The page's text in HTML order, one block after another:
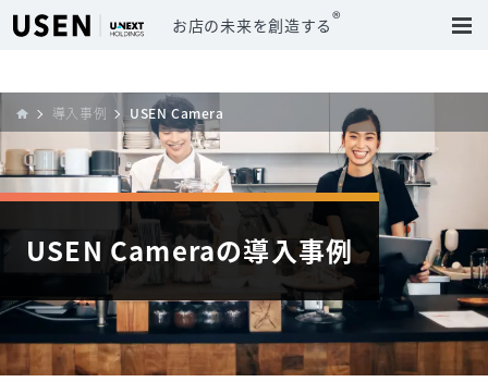
お店の未来を創造する®
導入事例 USEN Camera
USEN Cameraの導入事例